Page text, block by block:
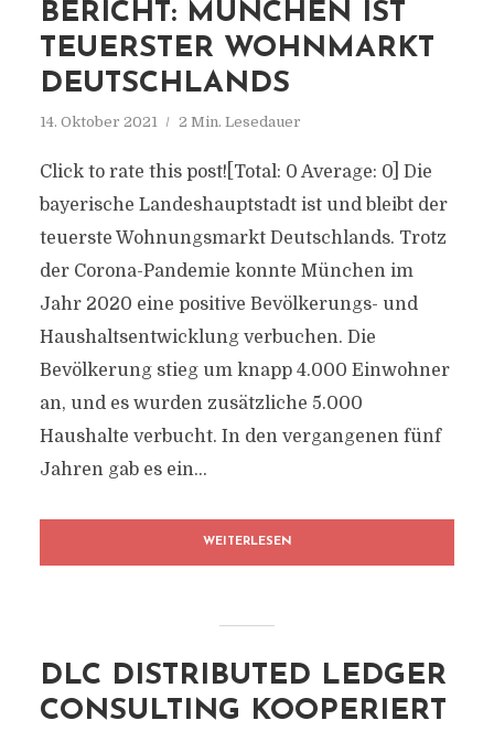
BERICHT: MÜNCHEN IST
TEUERSTER WOHNMARKT
DEUTSCHLANDS
14. Oktober 2021 2 Min. Lesedauer
Click to rate this post![Total: 0 Average: 0] Die
bayerische Landeshauptstadt ist und bleibt der
teuerste Wohnungsmarkt Deutschlands. Trotz
der Corona-Pandemie konnte München im
Jahr 2020 eine positive Bevölkerungs- und
Haushaltsentwicklung verbuchen. Die
Bevölkerung stieg um knapp 4.000 Einwohner
an, und es wurden zusätzliche 5.000
Haushalte verbucht. In den vergangenen fünf
Jahren gab es ein...
WEITERLESEN
DLC DISTRIBUTED LEDGER
CONSULTING KOOPERIERT